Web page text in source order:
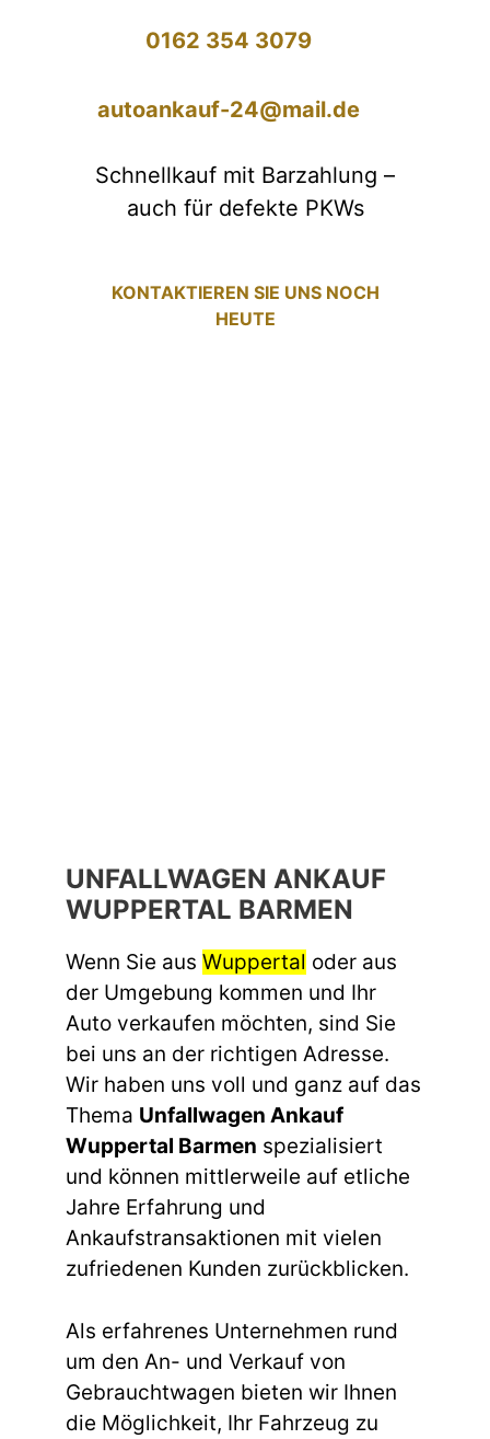
0162 354 3079
autoankauf-24@mail.de
Schnellkauf mit Barzahlung –
auch für defekte PKWs
KONTAKTIEREN SIE UNS NOCH
HEUTE
UNFALLWAGEN ANKAUF
WUPPERTAL BARMEN
Wenn Sie aus Wuppertal oder aus
der Umgebung kommen und Ihr
Auto verkaufen möchten, sind Sie
bei uns an der richtigen Adresse.
Wir haben uns voll und ganz auf das
Thema Unfallwagen Ankauf
Wuppertal Barmen spezialisiert
und können mittlerweile auf etliche
Jahre Erfahrung und
Ankaufstransaktionen mit vielen
zufriedenen Kunden zurückblicken.
Als erfahrenes Unternehmen rund
um den An- und Verkauf von
Gebrauchtwagen bieten wir Ihnen
die Möglichkeit, Ihr Fahrzeug zu